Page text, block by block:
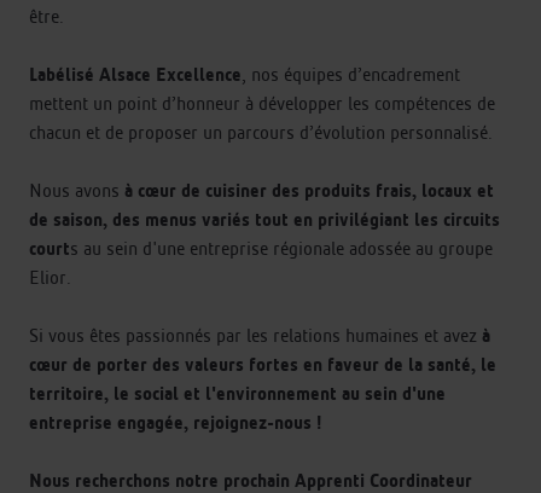
être.
Labélisé Alsace Excellence , nos équipes d’encadrement
mettent un point d’honneur à développer les compétences de
chacun et de proposer un parcours d’évolution personnalisé.
Nous avons à cœur de cuisiner des produits frais, locaux et
de saison, des menus variés tout en privilégiant les circuits
courts au sein d'une entreprise régionale adossée au groupe
Elior.
Si vous êtes passionnés par les relations humaines et avez à
cœur de porter des valeurs fortes en faveur de la santé, le
territoire, le social et l'environnement au sein d'une
entreprise engagée, rejoignez-nous !
Nous recherchons notre prochain Apprenti Coordinateur